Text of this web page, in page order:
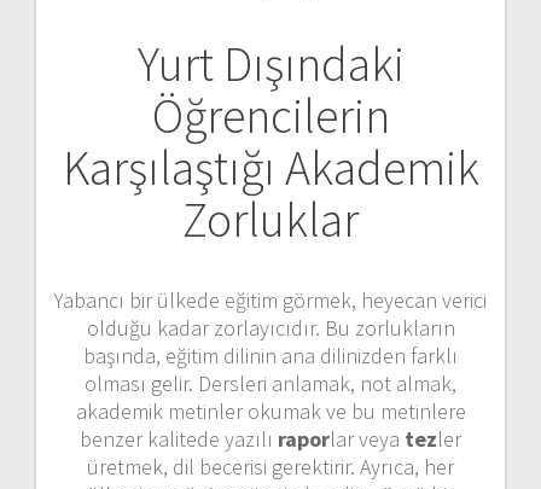
Yurt Dışındaki
Öğrencilerin
Karşılaştığı Akademik
Zorluklar
Yabancı bir ülkede eğitim görmek, heyecan verici
olduğu kadar zorlayıcıdır. Bu zorlukların
başında, eğitim dilinin ana dilinizden farklı
olması gelir. Dersleri anlamak, not almak,
akademik metinler okumak ve bu metinlere
benzer kalitede yazılı raporlar veya tezler
üretmek, dil becerisi gerektirir. Ayrıca, her